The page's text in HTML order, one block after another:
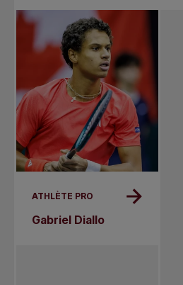
ATHLÈTE PRO
Gabriel Diallo